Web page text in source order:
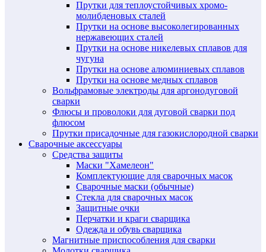
Прутки для теплоустойчивых хромо-
молибденовых сталей
Прутки на основе высоколегированных
нержавеющих сталей
Прутки на основе никелевых сплавов для
чугуна
Прутки на основе алюминиевых сплавов
Прутки на основе медных сплавов
Вольфрамовые электроды для аргонодуговой
сварки
Флюсы и проволоки для дуговой сварки под
флюсом
Прутки присадочные для газокислородной сварки
Сварочные аксессуары
Средства защиты
Маски "Хамелеон"
Комплектующие для сварочных масок
Сварочные маски (обычные)
Стекла для сварочных масок
Защитные очки
Перчатки и краги сварщика
Одежда и обувь сварщика
Магнитные приспособления для сварки